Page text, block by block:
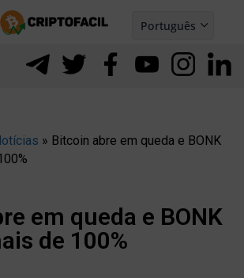
Português
Español
» Bitcoin abre em queda e BONK
em queda e BONK
de 100%